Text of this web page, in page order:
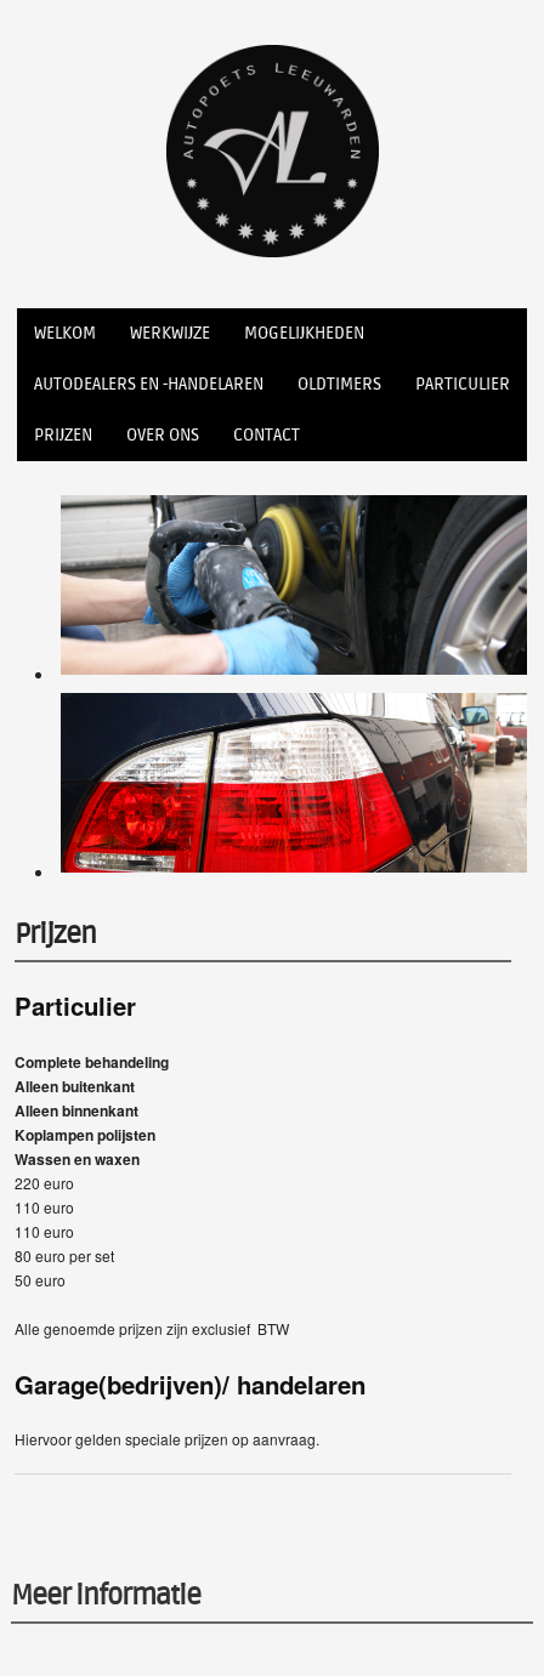
WELKOM WERKWIJZE MOGELIJKHEDEN
AUTODEALERS EN -HANDELAREN OLDTIMERS PARTICULIER
PRIJZEN OVER ONS CONTACT
Prijzen
Particulier
Complete behandeling
Alleen buitenkant
Alleen binnenkant
Koplampen polijsten
Wassen en waxen
220 euro
110 euro
110 euro
80 euro per set
50 euro
Alle genoemde prijzen zijn exclusief BTW
Garage(bedrijven)/ handelaren
Hiervoor gelden speciale prijzen op aanvraag.
Meer informatie